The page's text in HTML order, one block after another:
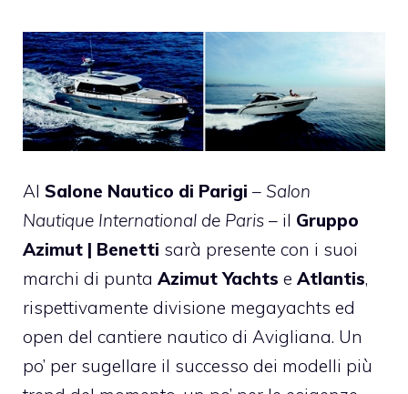
Al Salone Nautico di Parigi – Salon
Nautique International de Paris – il Gruppo
Azimut | Benetti sarà presente con i suoi
marchi di punta Azimut Yachts e Atlantis,
rispettivamente divisione megayachts ed
open del cantiere nautico di Avigliana. Un
po’ per sugellare il successo dei modelli più